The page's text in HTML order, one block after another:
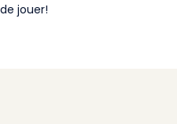
jouer!